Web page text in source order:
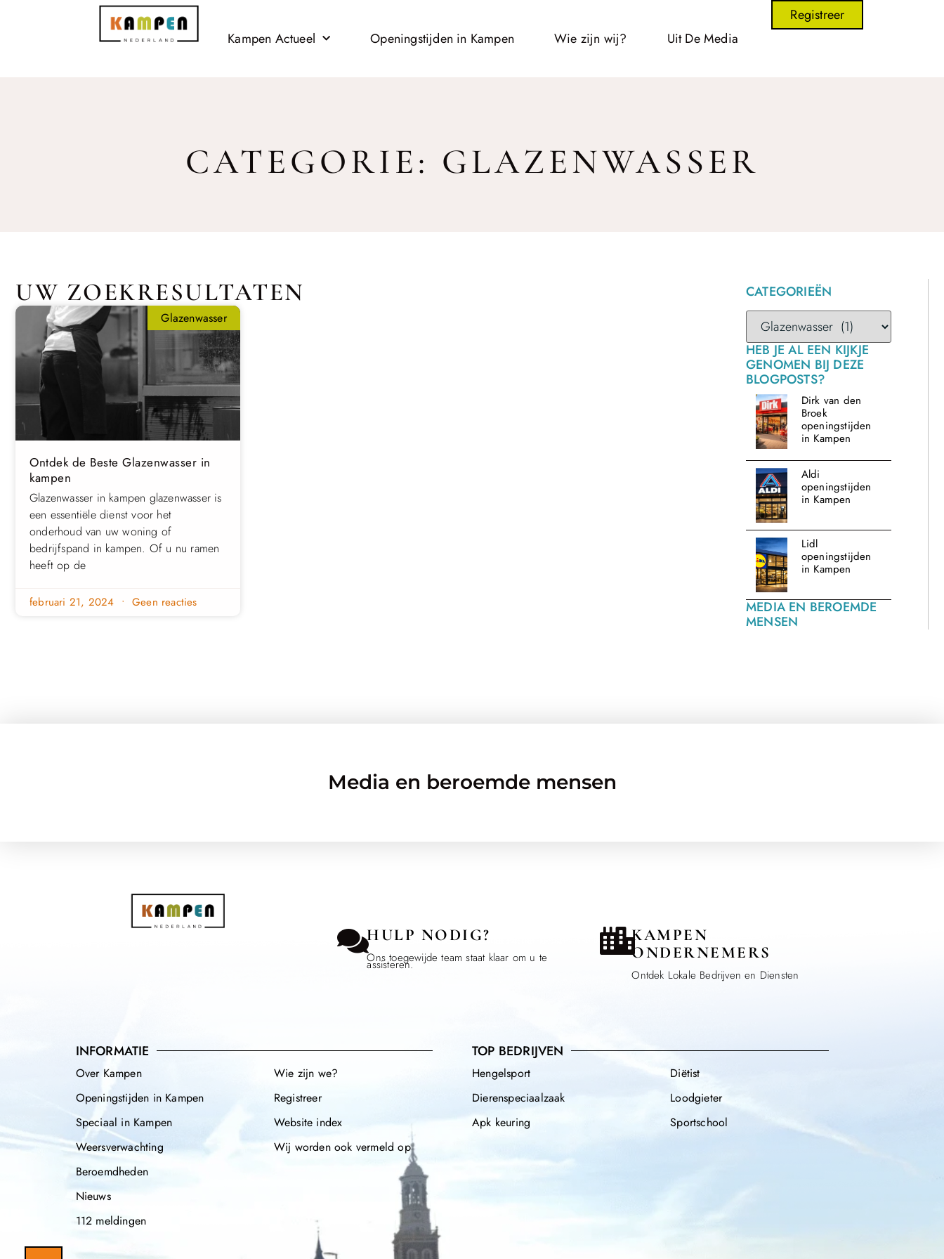
Kampen Actueel Openingstijden in Kampen Wie zijn wij? Uit De Media
Registreer
CATEGORIE: GLAZENWASSER
UW ZOEKRESULTATEN
Glazenwasser
Ontdek de Beste Glazenwasser in
kampen
Glazenwasser in kampen glazenwasser is
een essentiële dienst voor het
onderhoud van uw woning of
bedrijfspand in kampen. Of u nu ramen
heeft op de
februari 21, 2024 Geen reacties
CATEGORIEËN
HEB JE AL EEN KIJKJE
GENOMEN BIJ DEZE
BLOGPOSTS?
Dirk van den
Broek
openingstijden
in Kampen
Aldi
openingstijden
in Kampen
Lidl
openingstijden
in Kampen
MEDIA EN BEROEMDE
MENSEN
Media en beroemde mensen
HULP NODIG?
Ons toegewijde team staat klaar om u te
assisteren.
KAMPEN
ONDERNEMERS
Ontdek Lokale Bedrijven en Diensten
INFORMATIE
Over Kampen
Openingstijden in Kampen
Speciaal in Kampen
Weersverwachting
Beroemdheden
Nieuws
112 meldingen
Wie zijn we?
Registreer
Website index
Wij worden ook vermeld op
TOP BEDRIJVEN
Hengelsport
Dierenspeciaalzaak
Apk keuring
Diëtist
Loodgieter
Sportschool